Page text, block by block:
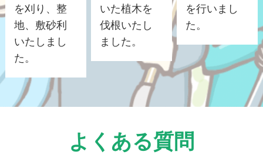
を刈り、整
地、敷砂利
いたしまし
た。
いた植木を
伐根いたし
ました。
を行いまし
た。
よくある質問